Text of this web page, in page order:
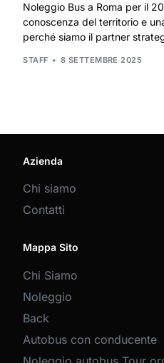
Noleggio Bus a Roma per il
conoscenza del territorio e
perché siamo il partner
STAFF 8 SETTEMBRE 2025
Azienda
Chi siamo
Contatti
Mappa Sito
Chi Siamo
Noleggio
Back
Autobus con conducente